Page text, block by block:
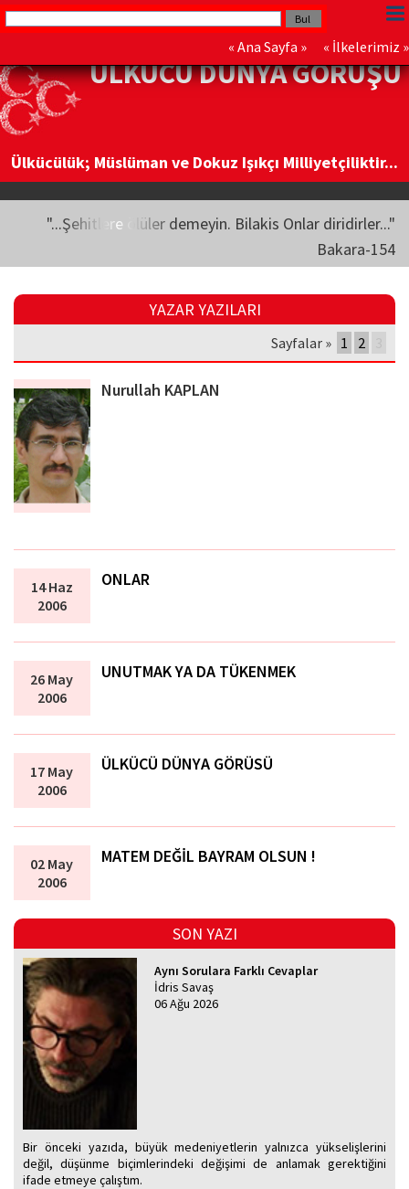
« Ana Sayfa » « İlkelerimiz »
ÜLKÜCÜ DÜNYA GÖRÜŞÜ
Ülkücülük; Müslüman ve Dokuz Işıkçı Milliyetçiliktir...
"...Şehitlere ölüler demeyin. Bilakis Onlar diridirler..."
Bakara-154
YAZAR YAZILARI
Sayfalar » 1 2
Nurullah KAPLAN
14 Haz
2006
ONLAR
26 May
2006
UNUTMAK YA DA TÜKENMEK
17 May
2006
ÜLKÜCÜ DÜNYA GÖRÜSÜ
02 May
2006
MATEM DEĞİL BAYRAM OLSUN !
SON YAZI
Aynı Sorulara Farklı Cevaplar
İdris Savaş
06 Ağu 2026
Bir önceki yazıda, büyük medeniyetlerin yalnızca yükselişlerini
değil, düşünme biçimlerindeki değişimi de anlamak gerektiğini
ifade etmeye çalıştım.